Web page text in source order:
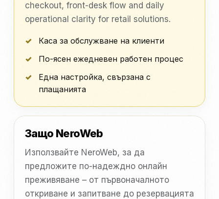
checkout, front-desk flow and daily
operational clarity for retail solutions.
Каса за обслужване на клиенти
По-ясен ежедневен работен процес
Една настройка, свързана с
плащанията
Защо NeroWeb
Използвайте NeroWeb, за да
предложите по-надеждно онлайн
преживяване – от първоначалното
откриване и запитване до резервацията